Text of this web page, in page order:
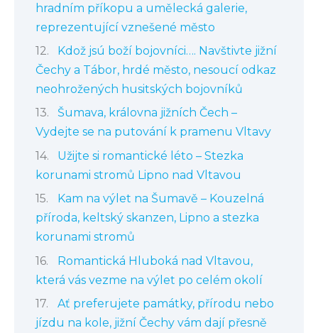
hradním příkopu a umělecká galerie,
reprezentující vznešené město
Kdož jsú boží bojovníci…. Navštivte jižní
Čechy a Tábor, hrdé město, nesoucí odkaz
neohrožených husitských bojovníků
Šumava, královna jižních Čech –
Vydejte se na putování k pramenu Vltavy
Užijte si romantické léto – Stezka
korunami stromů Lipno nad Vltavou
Kam na výlet na Šumavě – Kouzelná
příroda, keltský skanzen, Lipno a stezka
korunami stromů
Romantická Hluboká nad Vltavou,
která vás vezme na výlet po celém okolí
Ať preferujete památky, přírodu nebo
jízdu na kole, jižní Čechy vám dají přesně